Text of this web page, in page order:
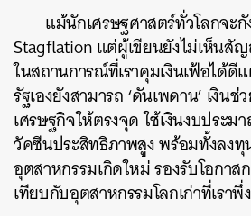
แม้นักเศรษฐศาสตร์ทั่วโลกจะ
Stagflation แต่ผู้เขียนยังไม่เห็นสั
ในสถานการณ์ที่เราคุมเงินเฟ้อได้ดี
รัฐเองยังสามารถ ‘ดันเพดาน’ เงิน
เศรษฐกิจให้ตรงจุด ใช้เงินงบประ
วัคซีนประสิทธิภาพสูง พร้อมทั้งลงทุ
อุตสาหกรรมเกิดใหม่ รองรับโอกาส
เทียบกับอุตสาหกรรมโลกเก่าที่เรา